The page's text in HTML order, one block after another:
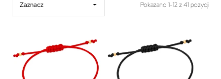
Zaznacz Pokazano 1-12 z 41 pozycji